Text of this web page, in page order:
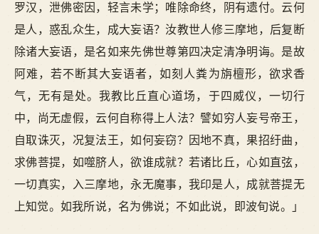
罗汉，泄佛密因，轻言未学；唯除命终，阴有遗付。云何
是人，惑乱众生，成大妄语？汝教世人修三摩地，后复断
除诸大妄语，是名如来先佛世尊第四决定清净明诲。是故
阿难，若不断其大妄语者，如刻人粪为旃檀形，欲求香
气，无有是处。我教比丘直心道场，于四威仪，一切行
中，尚无虚假，云何自称得上人法？譬如穷人妄号帝王，
自取诛灭，况复法王，如何妄窃？因地不真，果招纡曲，
求佛菩提，如噬脐人，欲谁成就？若诸比丘，心如直弦，
一切真实，入三摩地，永无魔事，我印是人，成就菩提无
上知觉。如我所说，名为佛说；不如此说，即波旬说。」